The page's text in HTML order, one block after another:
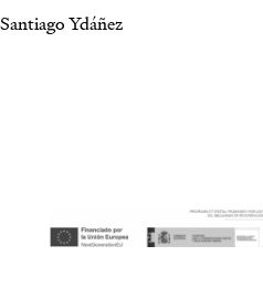
Santiago Ydáñez